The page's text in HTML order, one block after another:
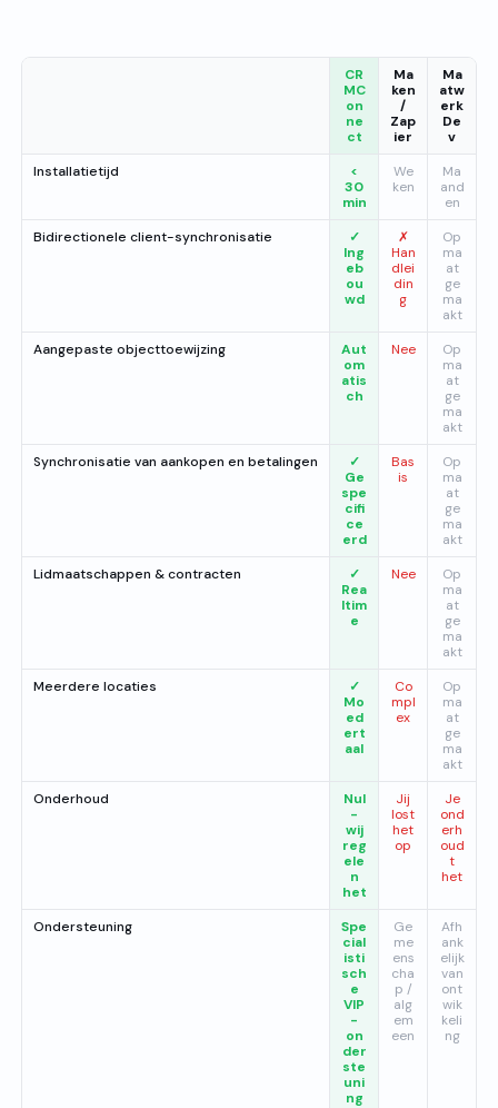
CR
MC
on
ne
ct
Ma
ken
/
Zap
ier
Ma
atw
erk
De
v
Installatietijd
<
30
min
We
ken
Ma
and
en
Bidirectionele client-synchronisatie
✓
Ing
eb
ou
wd
✗
Han
dlei
din
g
Op
ma
at
ge
ma
akt
Aangepaste objecttoewijzing
Aut
om
atis
ch
Nee
Op
ma
at
ge
ma
akt
Synchronisatie van aankopen en betalingen
✓
Ge
spe
cifi
ce
erd
Bas
is
Op
ma
at
ge
ma
akt
Lidmaatschappen & contracten
✓
Rea
ltim
e
Nee
Op
ma
at
ge
ma
akt
Meerdere locaties
✓
Mo
ed
ert
aal
Co
mpl
ex
Op
ma
at
ge
ma
akt
Onderhoud
Nul
-
wij
reg
ele
n
het
Jij
lost
het
op
Je
ond
erh
oud
t
het
Ondersteuning
Spe
cial
isti
sch
e
VIP
-
on
der
ste
uni
ng
Ge
me
ens
cha
p /
alg
em
een
Afh
ank
elijk
van
ont
wik
keli
ng